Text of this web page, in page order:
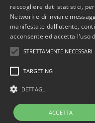
ARTICOLI DIRITTO
critici
16 Marzo 2012
All rights
raccogliere dati statistici,
Network e di inviare
manifestate dall'utente,
acconsente ed accetta l'uso
STRETTAMENTE NECESSARI
TARGETING
DETTAGLI
ACCETTA